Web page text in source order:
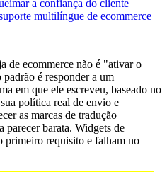
a confiança do cliente
multilíngue de ecommerce
de ecommerce não é "ativar o
é responder a um
em que ele escreveu, baseado no
política real de envio e
as marcas de tradução
parecer barata. Widgets de
primeiro requisito e falham no